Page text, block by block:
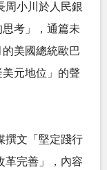
周小川於人民銀
考」，通篇未
美國總統歐巴
元地位」的聲
撰文「堅定踐行
革完善」，內容